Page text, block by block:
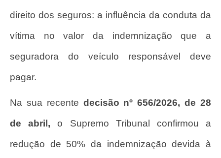
direito dos seguros: a influência da conduta da
vítima no valor da indemnização que a
seguradora do veículo responsável deve
pagar.
Na sua recente decisão nº 656/2026, de 28
de abril, o Supremo Tribunal confirmou a
redução de 50% da indemnização devida à